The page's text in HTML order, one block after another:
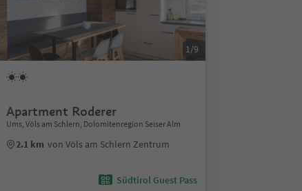
1/9
Apartment Roderer
Ums, Völs am Schlern, Dolomitenregion Seiser Alm
2.1 km von Völs am Schlern Zentrum
Südtirol Guest Pass